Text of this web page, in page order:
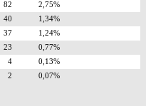
82
2,75%
40
1,34%
37
1,24%
23
0,77%
4
0,13%
2 0,07%